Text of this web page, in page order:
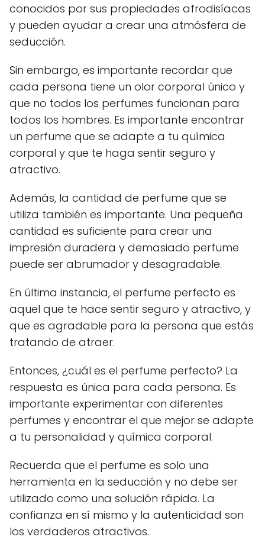
conocidos por sus propiedades afrodisíacas
y pueden ayudar a crear una atmósfera de
seducción.
Sin embargo, es importante recordar que
cada persona tiene un olor corporal único y
que no todos los perfumes funcionan para
todos los hombres. Es importante encontrar
un perfume que se adapte a tu química
corporal y que te haga sentir seguro y
atractivo.
Además, la cantidad de perfume que se
utiliza también es importante. Una pequeña
cantidad es suficiente para crear una
impresión duradera y demasiado perfume
puede ser abrumador y desagradable.
En última instancia, el perfume perfecto es
aquel que te hace sentir seguro y atractivo, y
que es agradable para la persona que estás
tratando de atraer.
Entonces, ¿cuál es el perfume perfecto? La
respuesta es única para cada persona. Es
importante experimentar con diferentes
perfumes y encontrar el que mejor se adapte
a tu personalidad y química corporal.
Recuerda que el perfume es solo una
herramienta en la seducción y no debe ser
utilizado como una solución rápida. La
confianza en sí mismo y la autenticidad son
los verdaderos atractivos.